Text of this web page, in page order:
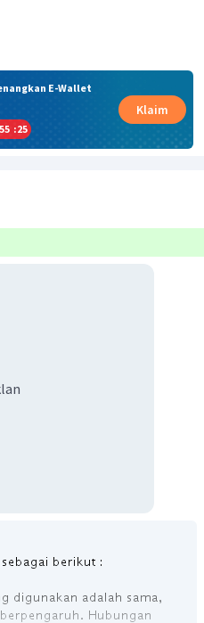
E-Wallet
55 :25
Klaim